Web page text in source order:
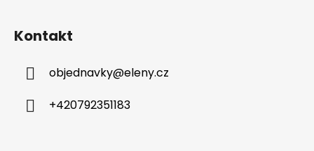
Kontakt
objednavky@eleny.cz
+420792351183